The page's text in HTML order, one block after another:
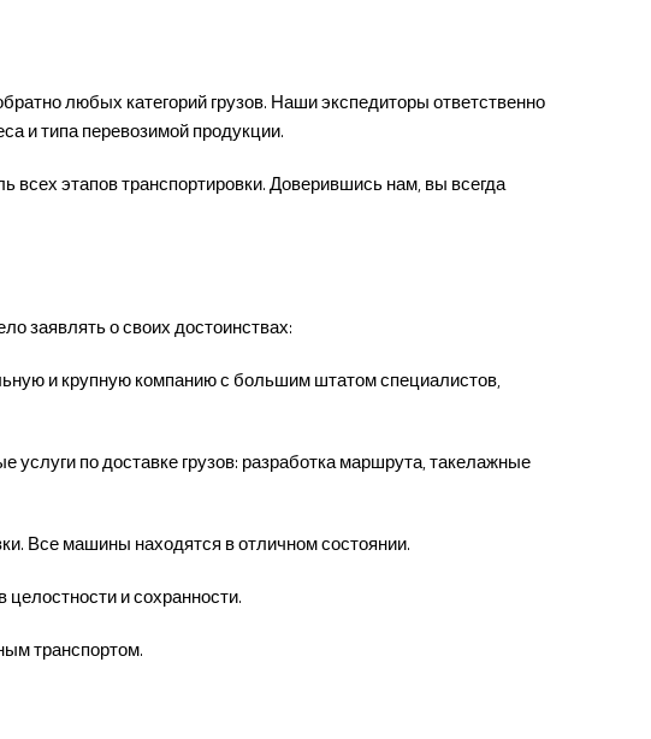
любых категорий грузов. Наши экспедиторы ответственно
и типа перевозимой продукции.
всех этапов транспортировки. Доверившись нам, вы всегда
заявлять о своих достоинствах:
и крупную компанию с большим штатом специалистов,
услуги по доставке грузов: разработка маршрута, такелажные
Все машины находятся в отличном состоянии.
и сохранности.
транспортом.